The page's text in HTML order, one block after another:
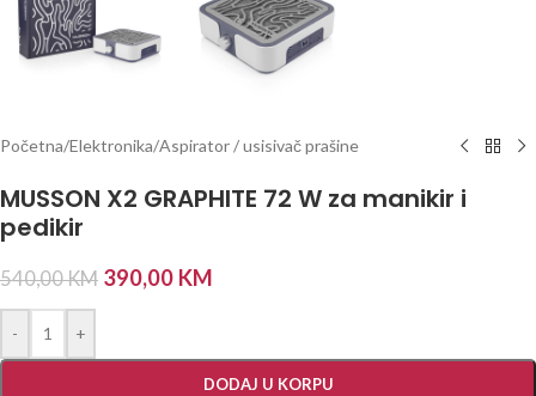
Početna/Elektronika/Aspirator / usisivač prašine
MUSSON X2 GRAPHITE 72 W za manikir i
pedikir
540,00KM 390,00 KM
- +
DODAJ U KORPU